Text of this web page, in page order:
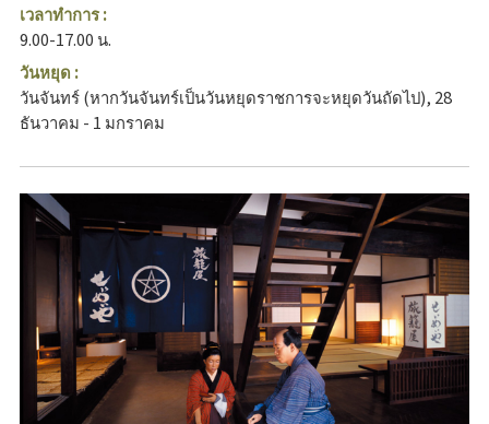
เวลาทำการ :
9.00-17.00 น.
วันหยุด :
วันจันทร์ (หากวันจันทร์เป็นวันหยุดราชการจะหยุดวันถัดไป), 28
ธันวาคม - 1 มกราคม